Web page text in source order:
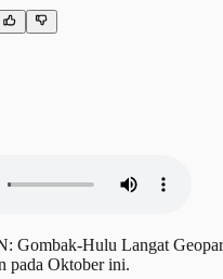
Hulu Langat
pada Oktober ini.